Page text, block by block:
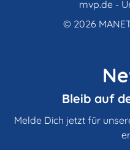
mvp.de -
© 2026
Bleib auf
Melde Dich jetzt für